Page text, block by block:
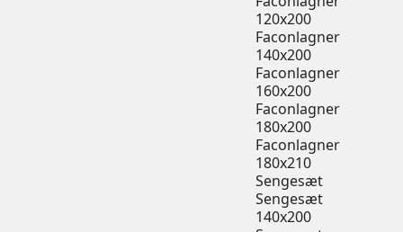
120x200
Faconlagner
140x200
Faconlagner
160x200
Faconlagner
180x200
Faconlagner
180x210
Sengesæt
Sengesæt
140x200